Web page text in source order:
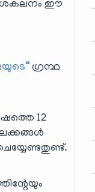
ഈ
ഗ്രന്ഥ
12